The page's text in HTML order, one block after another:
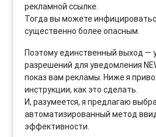
рекламной ссылке.
Тогда вы можете
существенно более опасным.
Поэтому единственный выход —
разрешений для уведомления
показ вам рекламы. Ниже я
инструкции, как это сделать.
И, разумеется, я предлагаю
автоматизированный метод
эффективности.